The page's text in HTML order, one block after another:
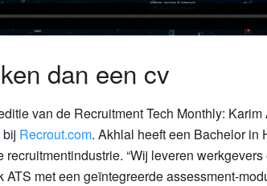
dan een cv
van de Recruitment Tech Monthly:
bij Recrout.com. Akhlal heeft een Bachelor in
recruitmentindustrie. “Wij leveren werkgevers
met een geïntegreerde assessment-